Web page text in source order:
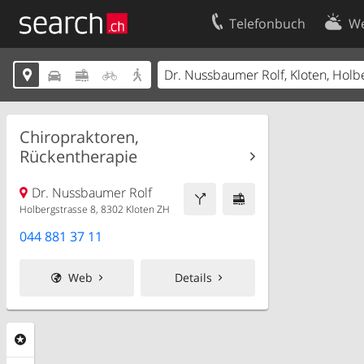
Telefonbuch
    
Chiropraktoren,
Rückentherapie
Dr. Nussbaumer Rolf
Holbergstrasse 8, 8302 Kloten ZH
044 881 37 11
Web Details
Ihr Eintrag
Kundencenter Geschäftskunden
Impressum
Kontakt